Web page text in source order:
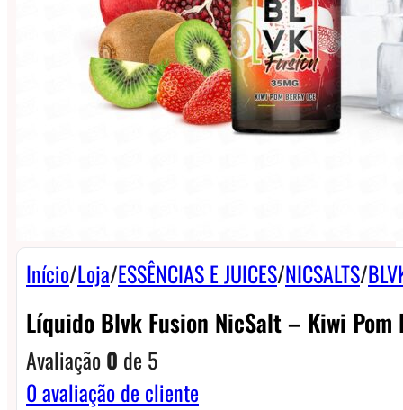
Início/Loja/ESSÊNCIAS E JUICES/NICSALTS/
Líquido Blvk Fusion NicSalt – Kiwi
Avaliação0 de 5
0avaliação de cliente